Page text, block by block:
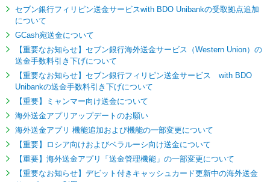
セブン銀行フィリピン送金サービスwith BDO Unibankの受取拠点追加
について
GCash宛送金について
【重要なお知らせ】セブン銀行海外送金サービス（Western Union）の
送金手数料引き下げについて
【重要なお知らせ】セブン銀行フィリピン送金サービス with BDO
Unibankの送金手数料引き下げについて
【重要】ミャンマー向け送金について
海外送金アプリアップデートのお願い
海外送金アプリ 機能追加および機能の一部変更について
【重要】ロシア向けおよびベラルーシ向け送金について
【重要】海外送金アプリ「送金管理機能」の一部変更について
【重要なお知らせ】デビット付きキャッシュカード更新中の海外送金